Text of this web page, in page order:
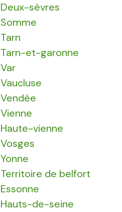
Deux-sèvres
Somme
Tarn
Tarn-et-garonne
Var
Vaucluse
Vendée
Vienne
Haute-vienne
Vosges
Yonne
Territoire de belfort
Essonne
Hauts-de-seine